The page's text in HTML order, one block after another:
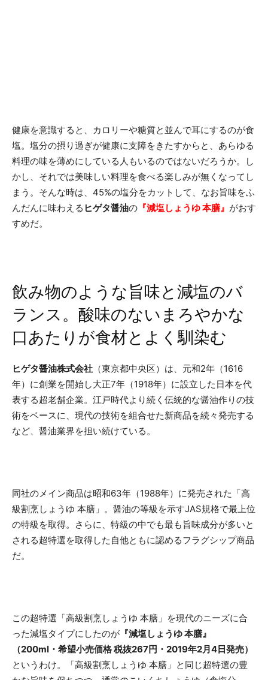
健康を意識すると、カロリーや糖質と並んで耳にするのが食
塩。塩分の摂り過ぎが健康に支障をきたすからと、あらゆる
料理の味を薄めにしている人もいるのではないだろうか。し
かし、それでは美味しい料理を食べる楽しみが無くなってし
まう。そんな時は、45%の塩分をカットして、なお旨味をふ
んだんに味わえる ヒゲタ醤油の 『減塩しょうゆ 本膳』 がおす
すめだ。
飲み物のような旨味と減塩のバ
ランス。酸味のないまろやかな
口あたりが食材とよく馴染む
ヒゲタ醤油株式会社 （東京都中央区）は、元和2年（1616
年）に創業を開始し大正7年（1918年）に設立した日本を代
表する超老舗企業。江戸時代より続く伝統的な醤油作りの技
術をベースに、現代の技術を組合せた新商品を続々発売する
など、醤油業界を担い続けている。
同社のメイン商品は昭和63年（1988年）に発売された「高
級割烹しょうゆ 本膳」。醤油の等級を示すJAS規格で最上位
の特級を取得。さらに、特級の中でも最も旨味成分が多いと
される超特選を取得した自他ともに認めるフラグシップ商品
だ。
この超特選「高級割烹しょうゆ 本膳」を現代のニーズに合
った減塩タイプにしたのが 『減塩しょうゆ 本膳』
（200ml・希望小売価格 税抜267円・2019年2月4日発売）
というわけ。「高級割烹しょうゆ 本膳」と同じ超特選の豊